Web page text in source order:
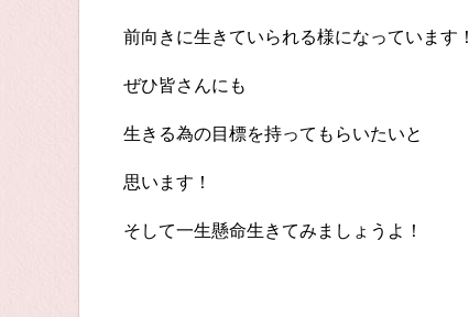
前向きに生きていられる様になっています！
ぜひ皆さんにも
生きる為の目標を持ってもらいたいと
思います！
そして一生懸命生きてみましょうよ！